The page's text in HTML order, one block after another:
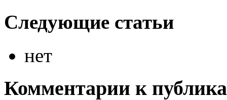
Следующие статьи
нет
Комментарии к